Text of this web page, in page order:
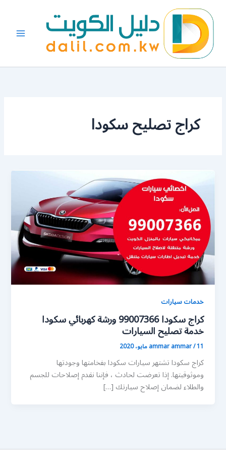
المحتوى
كراج تصليح سكودا
خدمات سيارات
كراج سكودا 99007366 ورشة كهربائي سكودا
خدمة تصليح السيارات
ammar ammar/11 مايو، 2020
كراج سكودا تشتهر سيارات سكودا بفخامتها وجودتها
وموثوقيتها. إذا تعرضت لحادث ، فإننا نقدم إصلاحات للجسم
والطلاء لضمان إصلاح سيارتك […]